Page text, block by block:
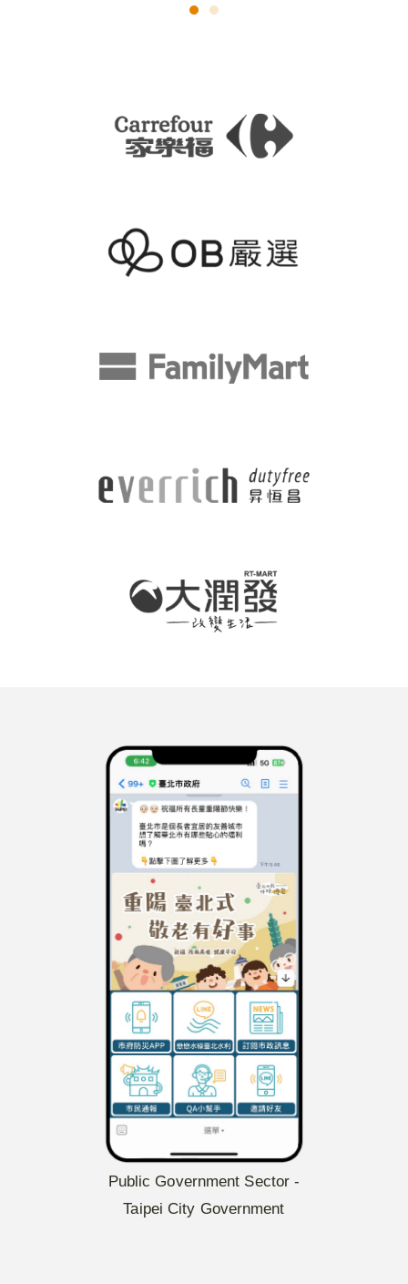
Public Government Sector -
Taipei City Government